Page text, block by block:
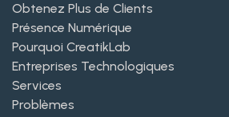
Obtenez Plus de Clients
Présence Numérique
Pourquoi CreatikLab
Entreprises Technologiques
Services
Problèmes